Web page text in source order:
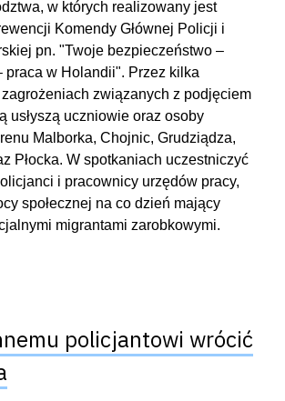
w których realizowany jest
Komendy Głównej Policji i
pn. "Twoje bezpieczeństwo –
praca w Holandii". Przez kilka
związanych z podjęciem
usłyszą uczniowie oraz osoby
Malborka, Chojnic, Grudziądza,
Płocka. W spotkaniach uczestniczyć
i pracownicy urzędów pracy,
społecznej na co dzień mający
migrantami zarobkowymi.
policjantowi wrócić